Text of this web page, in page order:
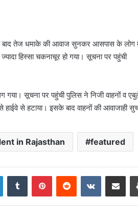
बाद तेज धमाके की आवाज सुनकर आसपास के
हिस्सा चकनाचूर हो गया। सूचना पर पहुंची
सूचना पर पहुंची पुलिस ने निजी वाहनों व
हाईवे से हटाया। इसके बाद वाहनों की आवाजाही
in Rajasthan featured
LinkedInTumblr PinterestReddit VKontakte
Share via